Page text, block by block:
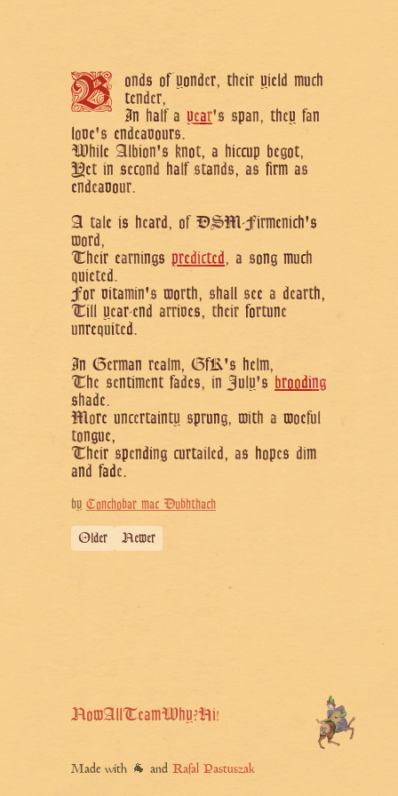
B onds of yonder, their yield much
tender,
In half a year's span, they fan
love's endeavours.
While Albion's knot, a hiccup begot,
Yet in second half stands, as firm as
endeavour.
A tale is heard, of DSM-Firmenich's
word,
Their earnings predicted, a song much
quieted.
For vitamin's worth, shall see a dearth,
Till year-end arrives, their fortune
unrequited.
In German realm, GfK's helm,
The sentiment fades, in July's brooding
shade.
More uncertainty sprung, with a woeful
tongue,
Their spending curtailed, as hopes dim
and fade.
by Conchobar mac Dubhthach
Older
Newer
NowAllTeamWhy?Hi!
Made with 🐐 and Rafal Pastuszak